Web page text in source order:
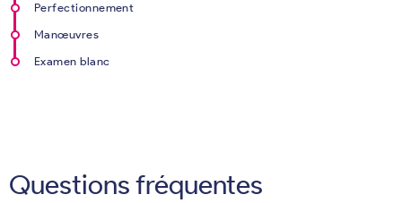
Perfectionnement
Manœuvres
Examen blanc
Questions fréquentes